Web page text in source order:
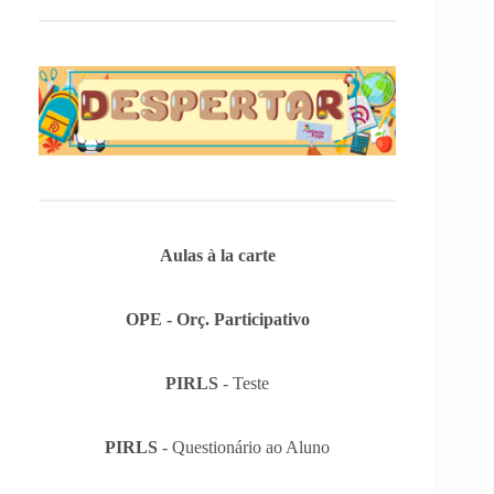
Aulas à la carte
OPE - Orç. Participativo
PIRLS - Teste
PIRLS - Questionário ao Aluno